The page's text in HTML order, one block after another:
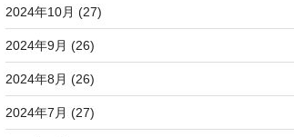
2024年10月 (27)
2024年9月 (26)
2024年8月 (26)
2024年7月 (27)